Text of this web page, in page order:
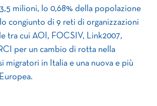
milioni, lo 0,68% della popolazione
congiunto di 9 reti di organizzazioni
tra cui AOI, FOCSIV, Link2007,
per un cambio di rotta nella
migratori in Italia e una nuova e più